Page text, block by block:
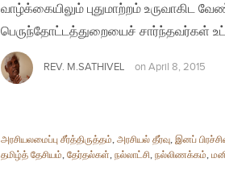
வாழ்க்கையிலும் புதுமாற்றம் உருவாகிட
பெருந்தோட்டத்துறையைச் சார்ந்தவர்கள்
REV. M.SATHIVEL on April 8, 2015
அரசியலமைப்பு சீர்த்திருத்தம், அரசியல் தீர்வு, இனப்
தமிழ்த் தேசியம், தேர்தல்கள், நல்லாட்சி, நல்லிணக்கம்,